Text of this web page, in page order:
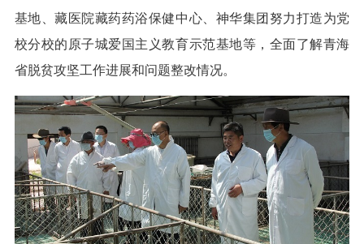
基地、藏医院藏药药浴保健中心、神华集团努力打造为党
校分校的原子城爱国主义教育示范基地等，全面了解青海
省脱贫攻坚工作进展和问题整改情况。